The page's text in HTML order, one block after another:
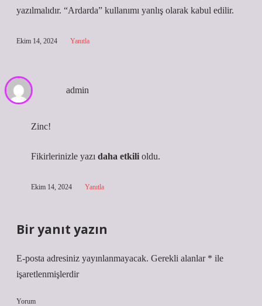
yazılmalıdır. “Ardarda” kullanımı yanlış olarak kabul edilir.
Ekim 14, 2024 Yanıtla
admin
Zinc!
Fikirlerinizle yazı daha etkili oldu.
Ekim 14, 2024 Yanıtla
Bir yanıt yazın
E-posta adresiniz yayınlanmayacak. Gerekli alanlar * ile
işaretlenmişlerdir
Yorum